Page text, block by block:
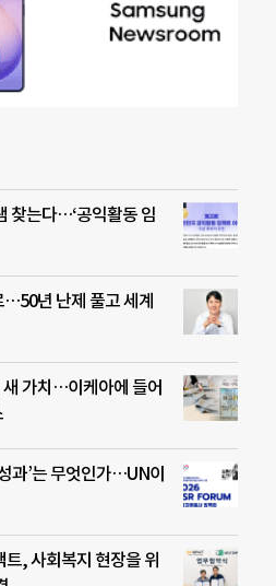
찾는다…‘공익활동 임
…50년 난제 풀고 세계
가치…이케아에 들어
과’는 무엇인가…UN이
, 사회복지 현장을 위